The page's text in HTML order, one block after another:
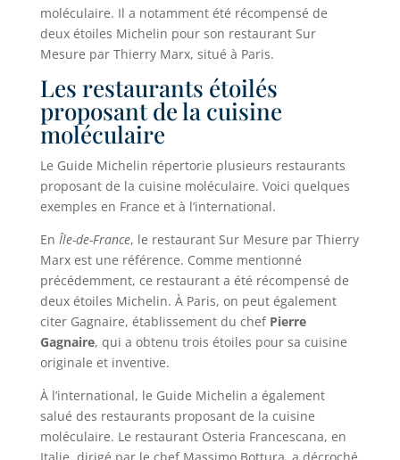
moléculaire. Il a notamment été récompensé de
deux étoiles Michelin pour son restaurant Sur
Mesure par Thierry Marx, situé à Paris.
Les restaurants étoilés
proposant de la cuisine
moléculaire
Le Guide Michelin répertorie plusieurs restaurants
proposant de la cuisine moléculaire. Voici quelques
exemples en France et à l’international.
En Île-de-France, le restaurant Sur Mesure par Thierry
Marx est une référence. Comme mentionné
précédemment, ce restaurant a été récompensé de
deux étoiles Michelin. À Paris, on peut également
citer Gagnaire, établissement du chef Pierre
Gagnaire, qui a obtenu trois étoiles pour sa cuisine
originale et inventive.
À l’international, le Guide Michelin a également
salué des restaurants proposant de la cuisine
moléculaire. Le restaurant Osteria Francescana, en